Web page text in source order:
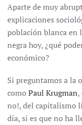
Aparte de muy
explicaciones
población blanca en
negra hoy, ¿qué
económico?
Si preguntamos a la
como Paul Krugman,
no!, del capitalismo
día, si es que no ha